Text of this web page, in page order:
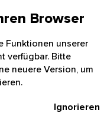
Browser
Funktionen unserer
verfügbar. Bitte
neuere Version, um
Ignorieren